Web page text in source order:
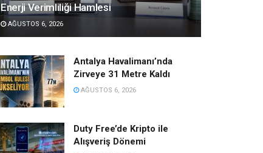
Enerji Verimliliği Hamlesi
AĞUSTOS 6, 2026
Antalya Havalimanı’nda
Zirveye 31 Metre Kaldı
AĞUSTOS 6, 2026
Duty Free’de Kripto ile
Alışveriş Dönemi